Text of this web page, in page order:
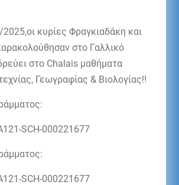
κυρίες Φραγκιαδάκη και
στο Γαλλικό
στο Chalais μαθήματα
Γεωγραφίας & Βιολογίας!!
SCH-000221677
SCH-000221677